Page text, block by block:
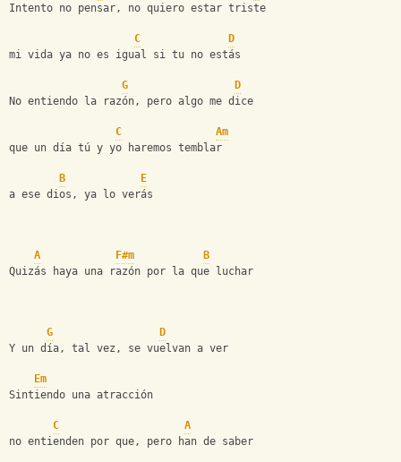
Intento no pensar, no quiero estar triste
C
D
mi vida ya no es igual si tu no estás
G
D
No entiendo la razón, pero algo me dice
C
Am
que un día tú y yo haremos temblar
B
E
a ese dios, ya lo verás
A F#m
B
Quizás haya una razón por la que luchar
G
D
Y un día, tal vez, se vuelvan a ver
Em
Sintiendo una atracción
C
A
no entienden por que, pero han de saber